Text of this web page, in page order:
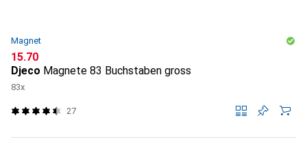
Magnet
CHF
15.70
Djeco Magnete 83 Buchstaben gross
83x
27